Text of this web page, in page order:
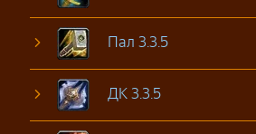
Пал 3.3.5
ДК 3.3.5